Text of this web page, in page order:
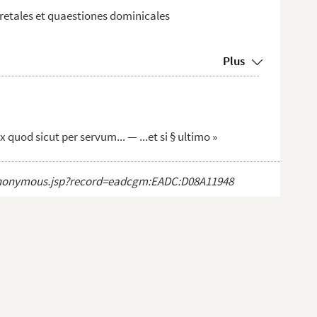
et quaestiones dominicales
Plus
quod sicut per servum... — ...et si § ultimo »